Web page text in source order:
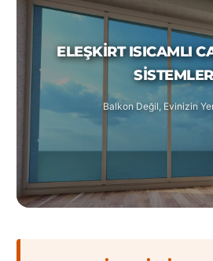
ELEŞKIRT ISICAMLI
Balkon Değil, Evinizin
Republic
Poland
Romania
Switzerland
United
States